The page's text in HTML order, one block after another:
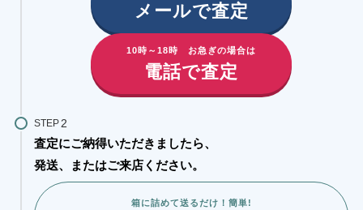
メールで査定
10時～18時 お急ぎの場合は
電話で査定
STEP
査定にご納得いただきましたら、
発送、またはご来店ください。
箱に詰めて送るだけ！簡単!